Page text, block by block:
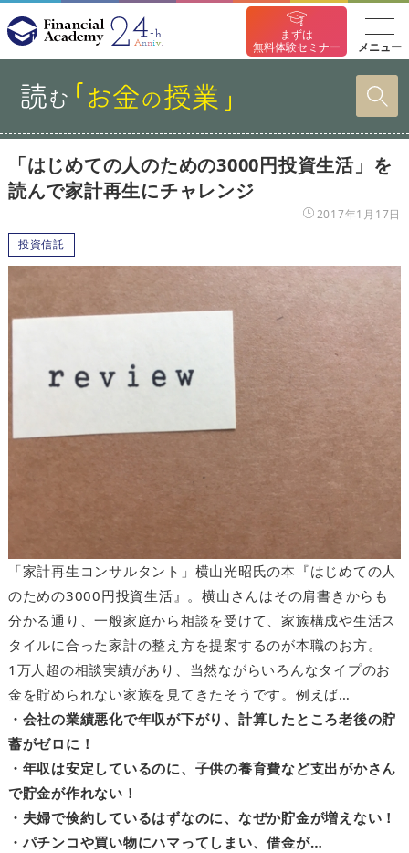
まずは
無料体験セミナー
メニュー
「はじめての人のための3000円投資生活」を
読んで家計再生にチャレンジ
2017年1月17日
投資信託
「家計再生コンサルタント」横山光昭氏の本『はじめての人
のための3000円投資生活』。横山さんはその肩書きからも
分かる通り、一般家庭から相談を受けて、家族構成や生活ス
タイルに合った家計の整え方を提案するのが本職のお方。
1万人超の相談実績があり、当然ながらいろんなタイプのお
金を貯められない家族を見てきたそうです。例えば…
・会社の業績悪化で年収が下がり、計算したところ老後の貯
蓄がゼロに！
・年収は安定しているのに、子供の養育費など支出がかさん
で貯金が作れない！
・夫婦で倹約しているはずなのに、なぜか貯金が増えない！
・パチンコや買い物にハマってしまい、借金が…